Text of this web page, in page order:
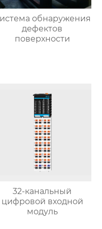
обнаружения
дефектов
поверхности
32-канальный
цифровой входной
модуль